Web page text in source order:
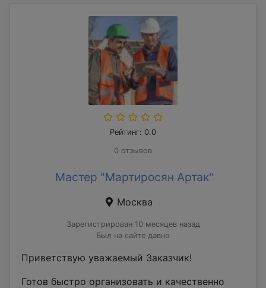
Рейтинг: 0.0
0 отзывов
Мастер "Мартиросян Артак"
Москва
Зарегистрирован 10 месяцев назад
Был на сайте давно
Приветствую уважаемый Заказчик!
Готов быстро организовать и качественно